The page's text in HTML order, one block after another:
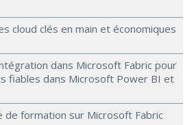
cloud clés en main et économiques
dans Microsoft Fabric pour
fiables dans Microsoft Power BI et
de formation sur Microsoft Fabric